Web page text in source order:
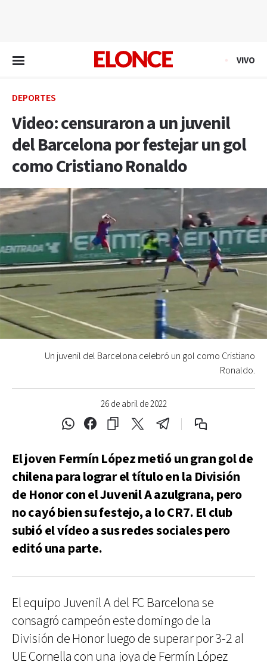
VIVO
DEPORTES
Video: censuraron a un juvenil
del Barcelona por festejar un gol
como Cristiano Ronaldo
26 de abril de 2022
Un juvenil del Barcelona celebró un gol como Cristiano
Ronaldo.
El joven Fermín López metió un gran gol de
chilena para lograr el título en la División
de Honor con el Juvenil A azulgrana, pero
no cayó bien su festejo, a lo CR7. El club
subió el vídeo a sus redes sociales pero
editó una parte.
El equipo Juvenil A del FC Barcelona se
consagró campeón este domingo de la
División de Honor luego de superar por 3-2 al
UE Cornella con una joya de Fermín López